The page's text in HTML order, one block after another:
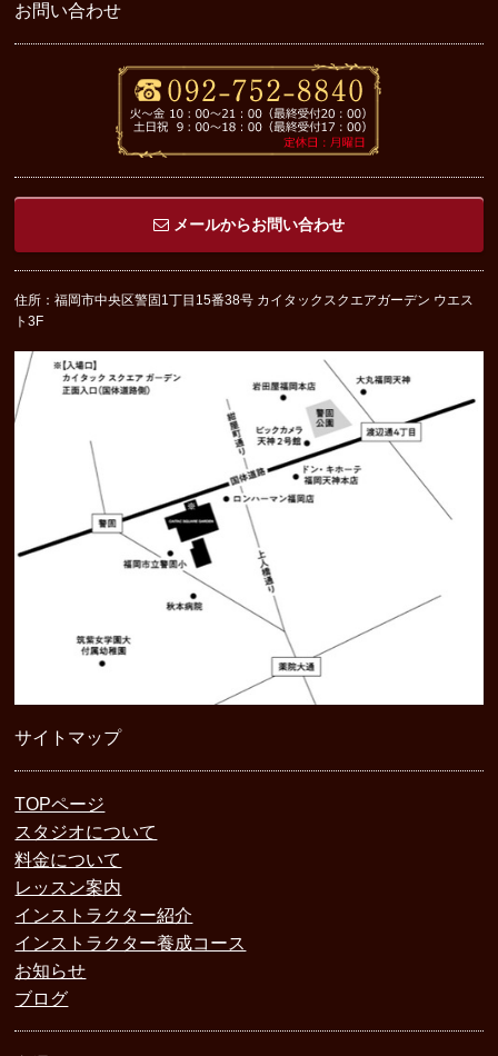
お問い合わせ
メールからお問い合わせ
住所：福岡市中央区警固1丁目15番38号 カイタックスクエアガーデン ウエス
ト3F
サイトマップ
TOPページ
スタジオについて
料金について
レッスン案内
インストラクター紹介
インストラクター養成コース
お知らせ
ブログ